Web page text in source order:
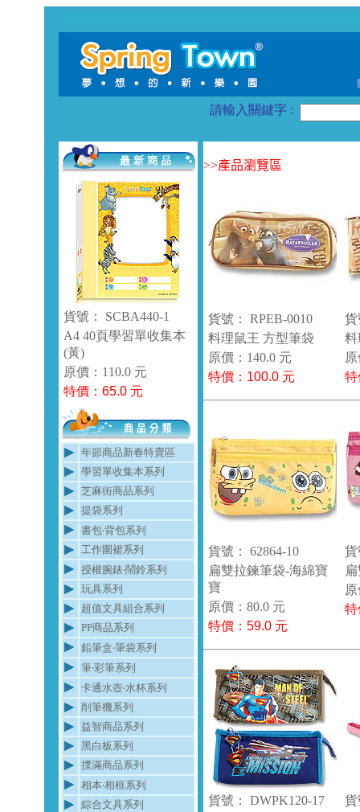
請輸入關鍵字 :
貨號： SCBA440-1
A4 40頁學習單收集本
(黃)
原價：110.0 元
特價： 65.0 元
年節商品新春特賣區
學習單收集本系列
芝麻街商品系列
提袋系列
書包‧背包系列
工作圍裙系列
授權腕錶‧鬧鈴系列
玩具系列
超值文具組合系列
PP商品系列
鉛筆盒‧筆袋系列
筆‧彩筆系列
卡通水壺‧水杯系列
削筆機系列
益智商品系列
黑白板系列
撲滿商品系列
相本‧相框系列
綜合文具系列
>>產品瀏覽區
貨號： RPEB-0010
料理鼠王 方型筆袋
原價：140.0 元
特價： 100.0元
貨
特
貨號： 62864-10
扁雙拉鍊筆袋-海綿寶
寶
原價：80.0 元
特價： 59.0元
貨
特
貨號： DWPK120-17
貨